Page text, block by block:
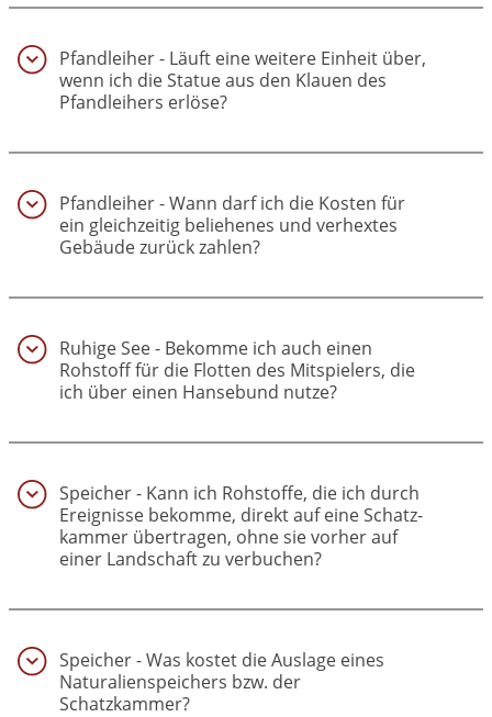
Pfandleiher - Läuft eine weitere Einheit über,
wenn ich die Statue aus den Klauen des
Pfand­leihers erlöse?
Pfandleiher - Wann darf ich die Kosten für
ein gleichzeitig beliehenes und verhex­tes
Gebäude zurück zahlen?
Ruhige See - Bekomme ich auch einen
Rohstoff für die Flotten des Mitspielers, die
ich über einen Hansebund nutze?
Speicher - Kann ich Rohstoffe, die ich durch
Ereignisse bekomme, direkt auf eine Schatz­
kammer übertragen, ohne sie vorher auf
einer Landschaft zu verbuchen?
Speicher - Was kostet die Auslage eines
Naturalienspeichers bzw. der
Schatzkammer?